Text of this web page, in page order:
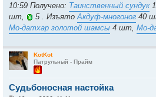
10:59 Получено: Таинственный сундук
шт,
5 . Изъято Акдуф-многоног 40
Мо-датхар золотой шамсы 4 шт, Мо-
KotKot
Патрульный - Прайм
Судьбоносная настойка